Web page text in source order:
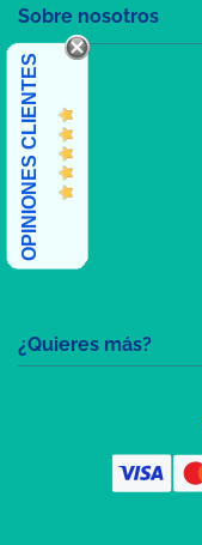
¿Quieres más?
Sobre nosotros
OPINIONES CLIENTES